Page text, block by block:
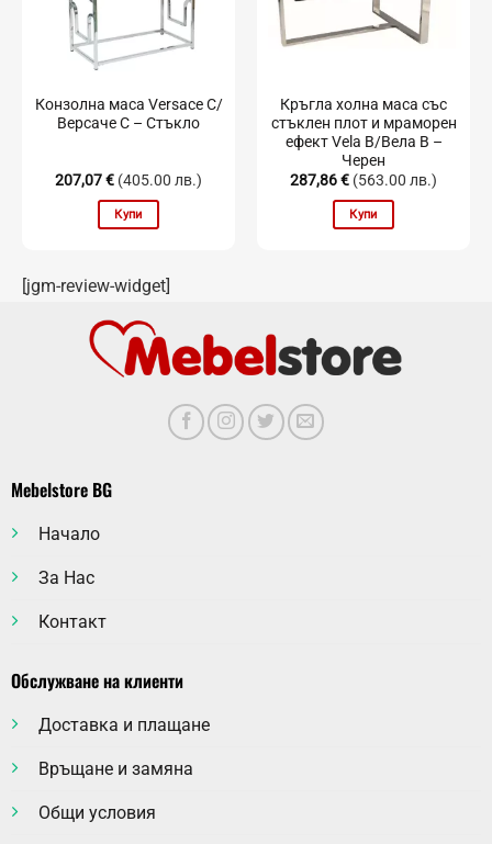
Конзолна маса Versace C/
Версаче С – Стъкло
207,07€ (405.00 лв.)
Купи
Кръгла холна маса със
стъклен плот и мраморен
ефект Vela B/Вела B –
Черен
287,86€ (563.00 лв.)
Купи
[jgm-review-widget]
Mebelstore BG
Начало
За Нас
Контакт
Обслужване на клиенти
Доставка и плащане
Връщане и замяна
Общи условия